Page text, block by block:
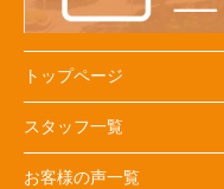
トップページ
スタッフ一覧
お客様の声一覧